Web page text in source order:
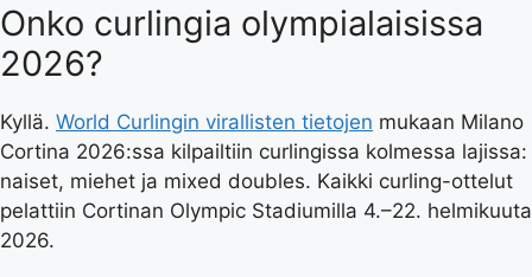
Onko curlingia olympialaisissa
2026?
Kyllä. World Curlingin virallisten tietojen mukaan Milano
Cortina 2026:ssa kilpailtiin curlingissa kolmessa lajissa:
naiset, miehet ja mixed doubles. Kaikki curling-ottelut
pelattiin Cortinan Olympic Stadiumilla 4.–22. helmikuuta
2026.